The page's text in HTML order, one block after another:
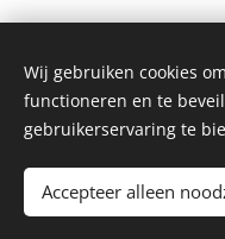
Mogelijk
Wij gebruiken cookies
functioneren en te
gebruikerservaring te
Accepteer alleen